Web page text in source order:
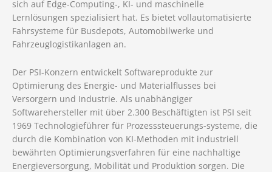
sich auf Edge-Computing-, KI- und maschinelle
Lernlösungen spezialisiert hat. Es bietet vollautomatisierte
Fahrsysteme für Busdepots, Automobilwerke und
Fahrzeuglogistikanlagen an.
Der PSI-Konzern entwickelt Softwareprodukte zur
Optimierung des Energie- und Materialflusses bei
Versorgern und Industrie. Als unabhängiger
Softwarehersteller mit über 2.300 Beschäftigten ist PSI seit
1969 Technologieführer für Prozesssteuerungs-systeme, die
durch die Kombination von KI-Methoden mit industriell
bewährten Optimierungsverfahren für eine nachhaltige
Energieversorgung, Mobilität und Produktion sorgen. Die